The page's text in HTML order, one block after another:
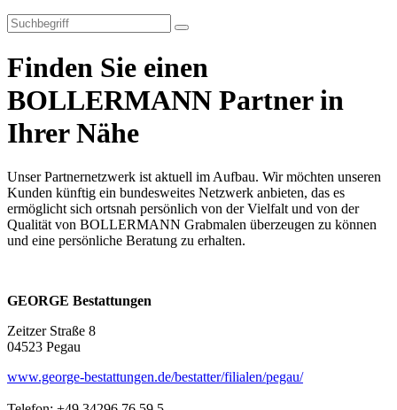
Finden Sie einen
BOLLERMANN Partner in
Ihrer Nähe
Unser Partnernetzwerk ist aktuell im Aufbau. Wir möchten unseren
Kunden künftig ein bundesweites Netzwerk anbieten, das es
ermöglicht sich ortsnah persönlich von der Vielfalt und von der
Qualität von BOLLERMANN Grabmalen überzeugen zu können
und eine persönliche Beratung zu erhalten.
GEORGE Bestattungen
Zeitzer Straße 8
04523 Pegau
www.george-bestattungen.de/bestatter/filialen/pegau/